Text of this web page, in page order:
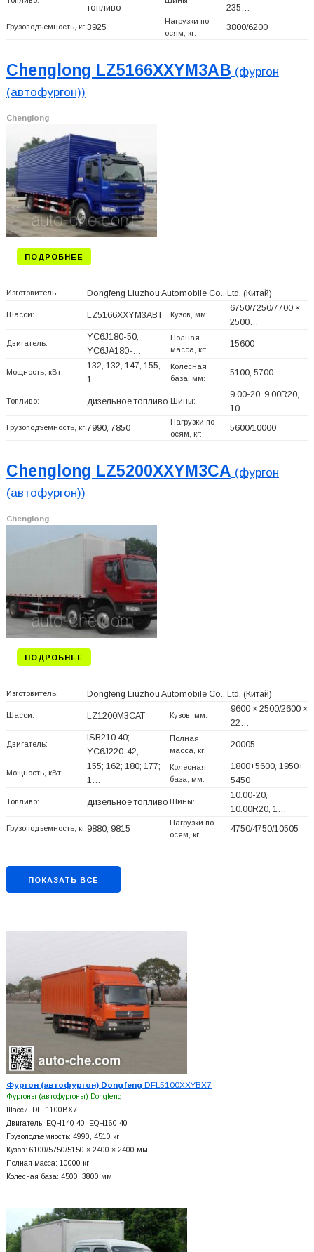
топливо 235…
Грузоподъемность, кг:3925
Нагрузки по
осям, кг:
3800/6200
Chenglong LZ5166XXYM3AB (фургон
(автофургон))
Chenglong
ПОДРОБНЕЕ
Изготовитель: Dongfeng Liuzhou Automobile Co., Ltd. (Китай)
Шасси: LZ5166XXYM3ABT Кузов, мм:
6750/7250/7700 ×
2500…
Двигатель:
YC6J180-50;
YC6JA180-…
Полная
масса, кг:
15600
Мощность, кВт:
132; 132; 147; 155;
1…
Колесная
база, мм:
5100, 5700
Топливо: дизельное топливо Шины:
9.00-20, 9.00R20,
10.…
Грузоподъемность, кг:7990, 7850
Нагрузки по
осям, кг:
5600/10000
Chenglong LZ5200XXYM3CA (фургон
(автофургон))
Chenglong
ПОДРОБНЕЕ
Изготовитель: Dongfeng Liuzhou Automobile Co., Ltd. (Китай)
Шасси: LZ1200M3CAT Кузов, мм:
9600 × 2500/2600 ×
22…
Двигатель:
ISB210 40;
YC6J220-42;…
Полная
масса, кг:
20005
Мощность, кВт:
155; 162; 180; 177;
1…
Колесная
база, мм:
1800+5600, 1950+
5450
Топливо: дизельное топливо Шины:
10.00-20,
10.00R20, 1…
Грузоподъемность, кг:9880, 9815
Нагрузки по
осям, кг:
4750/4750/10505
ПОКАЗАТЬ ВСЕ
Фургон (автофургон) Dongfeng DFL5100XXYBX7
Фургоны (автофургоны) Dongfeng
Шасси: DFL1100BX7
Двигатель: EQH140-40; EQH160-40
Грузоподъемность: 4990, 4510 кг
Кузов: 6100/5750/5150 × 2400 × 2400 мм
Полная масса: 10000 кг
Колесная база: 4500, 3800 мм